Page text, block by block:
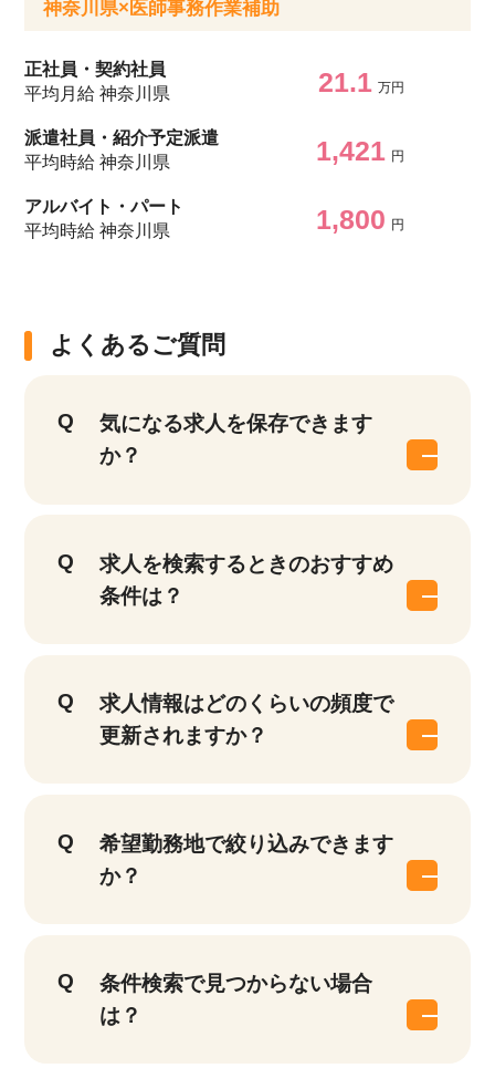
神奈川県×医師事務作業補助
正社員・契約社員
平均月給 神奈川県
21.1 万円
派遣社員・紹介予定派遣
平均時給 神奈川県
1,421 円
アルバイト・パート
平均時給 神奈川県
1,800 円
よくあるご質問
気になる求人を保存できます
か？
求人を検索するときのおすすめ
条件は？
求人情報はどのくらいの頻度で
更新されますか？
希望勤務地で絞り込みできます
か？
条件検索で見つからない場合
は？
17,050 件
他の条件を選択